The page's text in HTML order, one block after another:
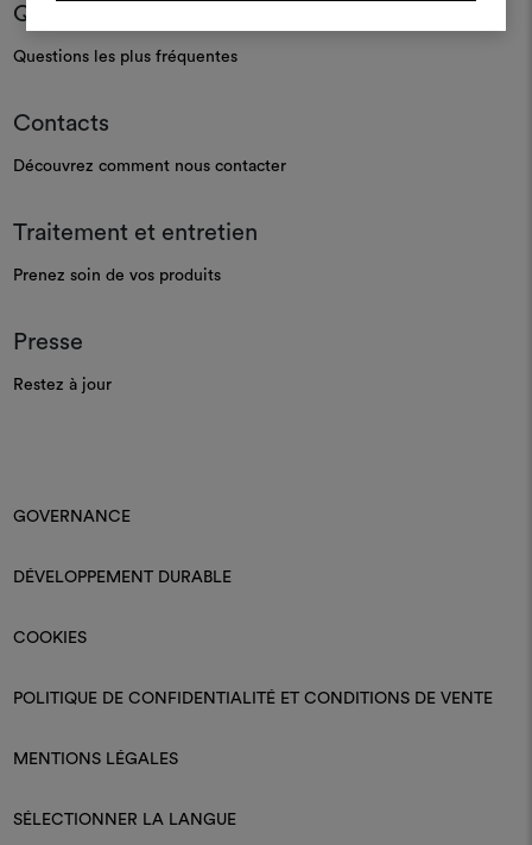
Questions les plus fréquentes
Questions les plus fréquentes
Contacts
Découvrez comment nous contacter
Traitement et entretien
Prenez soin de vos produits
Presse
Restez à jour
GOVERNANCE
DÉVELOPPEMENT DURABLE
COOKIES
POLITIQUE DE CONFIDENTIALITÉ ET CONDITIONS DE VENTE
MENTIONS LÉGALES
SÉLECTIONNER LA LANGUE